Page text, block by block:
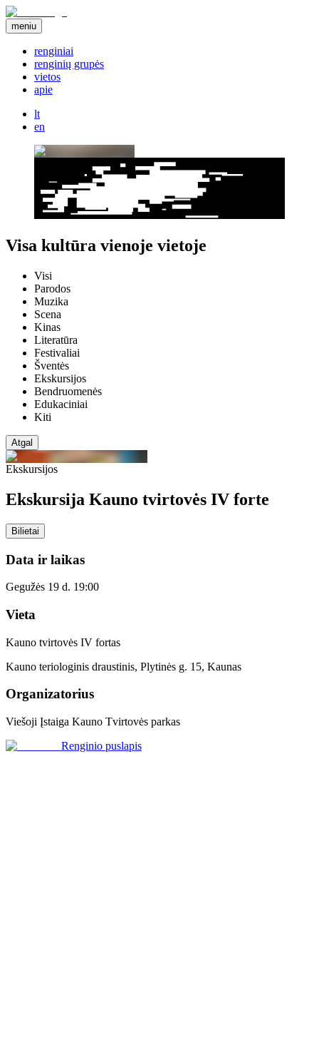
meniu
renginiai
renginių grupės
vietos
apie
lt
en
Visa kultūra vienoje vietoje
Visi
Parodos
Muzika
Scena
Kinas
Literatūra
Festivaliai
Šventės
Ekskursijos
Bendruomenės
Edukaciniai
Kiti
Atgal
Ekskursijos
Ekskursija Kauno tvirtovės IV forte
Bilietai
Data ir laikas
Gegužės 19 d. 19:00
Vieta
Kauno tvirtovės IV fortas
Kauno teriologinis draustinis, Plytinės g. 15, Kaunas
Organizatorius
Viešoji Įstaiga Kauno Tvirtovės parkas
Renginio puslapis